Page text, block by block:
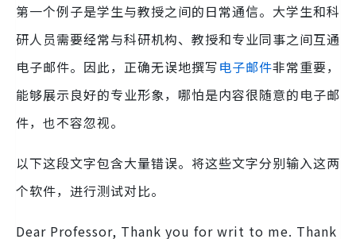
第一个例子是学生与教授之间的日常通信。大学生和科
研人员需要经常与科研机构、教授和专业同事之间互通
电子邮件。因此，正确无误地撰写电子邮件非常重要，
能够展示良好的专业形象，哪怕是内容很随意的电子邮
件，也不容忽视。
以下这段文字包含大量错误。将这些文字分别输入这两
个软件，进行测试对比。
Dear Professor, Thank you for writ to me. Thank